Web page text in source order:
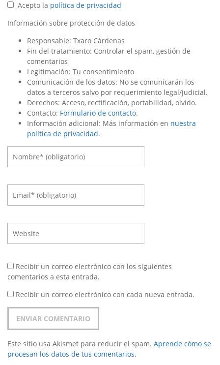
Acepto la política de privacidad
Información sobre protección de datos
Responsable: Txaro Cárdenas
Fin del tratamiento: Controlar el spam, gestión de
comentarios
Legitimación: Tu consentimiento
Comunicación de los datos: No se comunicarán los
datos a terceros salvo por requerimiento legal/judicial.
Derechos: Acceso, rectificación, portabilidad, olvido.
Contacto: Formulario de contacto.
Información adicional: Más información en nuestra
política de privacidad.
Recibir un correo electrónico con los siguientes
comentarios a esta entrada.
Recibir un correo electrónico con cada nueva entrada.
Este sitio usa Akismet para reducir el spam. Aprende cómo se
procesan los datos de tus comentarios.